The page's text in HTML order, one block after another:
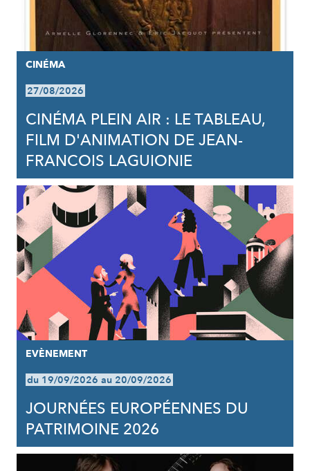
CINÉMA
27/08/2026
CINÉMA PLEIN AIR : LE TABLEAU,
FILM D'ANIMATION DE JEAN-
FRANCOIS LAGUIONIE
EVÈNEMENT
du 19/09/2026 au 20/09/2026
JOURNÉES EUROPÉENNES DU
PATRIMOINE 2026